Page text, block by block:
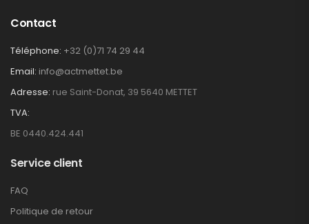
Contact
Téléphone: +32 (0)71 74 29 44
Email: info@actmettet.be
Adresse: rue Saint-Donat, 39 5640 METTET
TVA:
BE 0440.424.441
Service client
FAQ
Politique de retour